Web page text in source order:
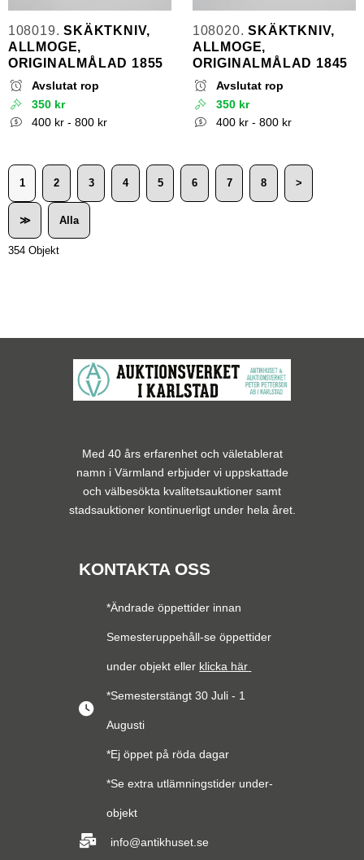
108019. SKÄKTKNIV,
ALLMOGE,
ORIGINALMÅLAD 1855
Avslutat rop
350 kr
400 kr - 800 kr
108020. SKÄKTKNIV,
ALLMOGE,
ORIGINALMÅLAD 1845
Avslutat rop
350 kr
400 kr - 800 kr
1 2 3 4 5 6 7 8 >
≫ Alla
354 Objekt
Med 40 års erfarenhet och väletablerat
namn i Värmland erbjuder vi uppskattade
och välbesökta kvalitetsauktioner samt
stadsauktioner kontinuerligt under hela året.
KONTAKTA OSS
*Ändrade öppettider innan
Semesteruppehåll-se öppettider
under objekt eller klicka här
*Semesterstängt 30 Juli - 1
Augusti
*Ej öppet på röda dagar
*Se extra utlämningstider under-
objekt
info@antikhuset.se